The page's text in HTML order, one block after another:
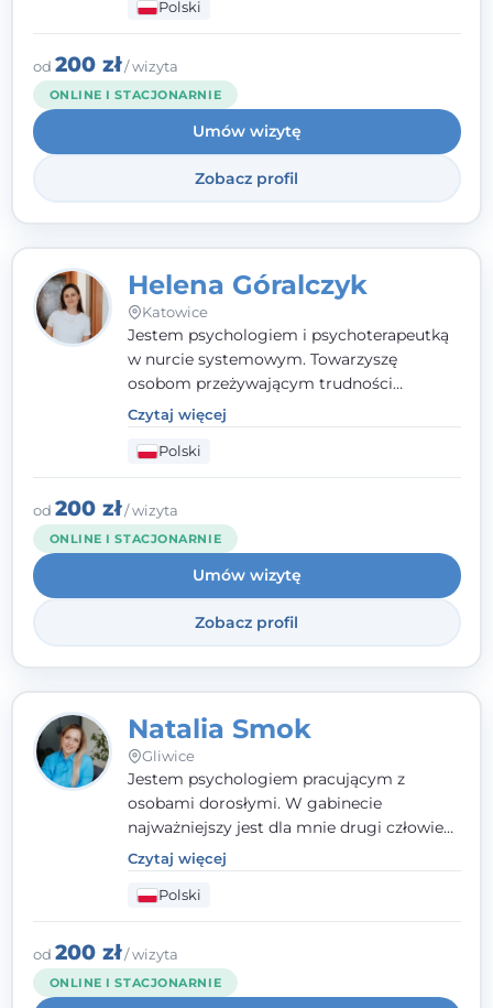
czym do mnie przychodzisz, i dobrać
sposób pracy do Ciebie - bez gotowych
schematów i bez oceniania.
Polski
od 200 zł/ wizyta
ONLINE I STACJONARNIE
Umów wizytę
Zobacz profil
Helena Góralczyk
Katowice
Jestem psychologiem i psychoterapeutką
w nurcie systemowym. Towarzyszę
osobom przeżywającym trudności
emocjonalne, relacyjne albo znajdującym
się w kryzysie. Liczy się dla mnie
autentyczna, oparta na zaufaniu relacja
oraz przestrzeń, w której każdy poczuje się
wysłuchany i potraktowany z szacunkiem.
Czytaj więcej
Polski
od 200 zł/ wizyta
ONLINE I STACJONARNIE
Umów wizytę
Zobacz profil
Natalia Smok
Gliwice
Jestem psychologiem pracującym z
osobami dorosłymi. W gabinecie
najważniejszy jest dla mnie drugi człowiek
- wierzę, że empatia, autentyczność i pełne
zaangażowanie tworzą bezpieczną
przestrzeń, będącą podstawą pracy nad
zmianą. W praktyce korzystam m.in. z
narzędzi Racjonalnej Terapii Zachowania.
Czytaj więcej
Polski
od 200 zł/ wizyta
ONLINE I STACJONARNIE